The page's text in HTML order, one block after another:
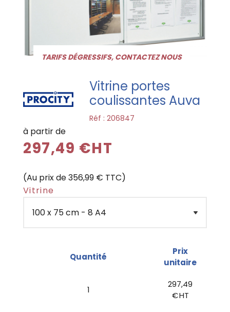
TARIFS DÉGRESSIFS, CONTACTEZ NOUS
Vitrine portes
coulissantes Auva
Réf :206847
à partir de
297,49 €HT
(Au prix de 356,99 € TTC)
Vitrine
Quantité
Prix
unitaire
1
297,49
€ HT